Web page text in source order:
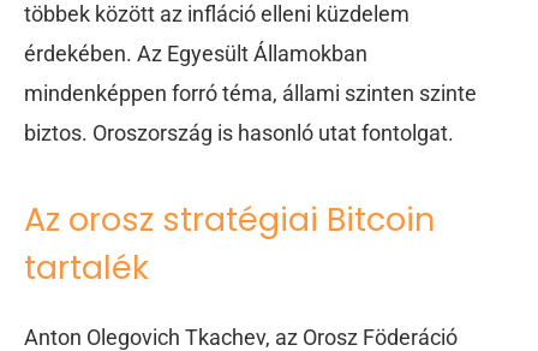
többek között az infláció elleni küzdelem
érdekében. Az Egyesült Államokban
mindenképpen forró téma, állami szinten szinte
biztos. Oroszország is hasonló utat fontolgat.
Az orosz stratégiai Bitcoin
tartalék
Anton Olegovich Tkachev, az Orosz Föderáció